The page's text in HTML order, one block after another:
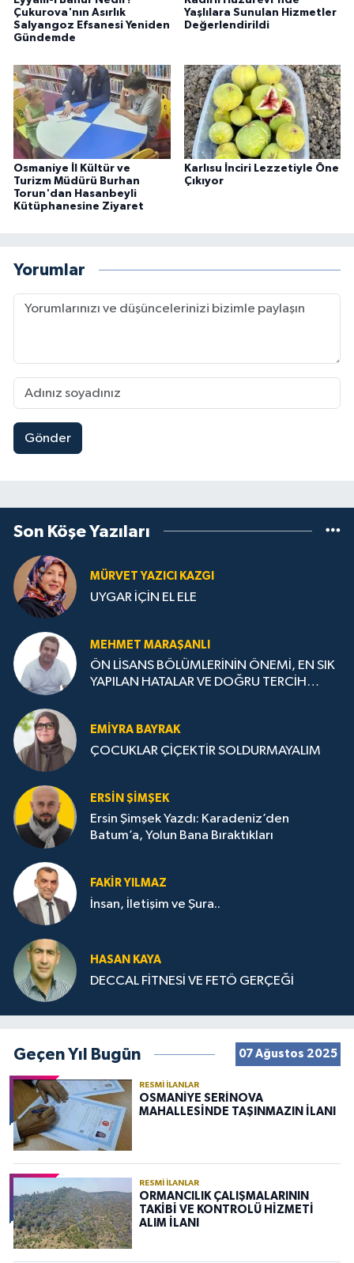
Çukurova'nın Asırlık
Salyangoz Efsanesi Yeniden
Gündemde
Yaşlılara Sunulan Hizmetler
Değerlendirildi
Osmaniye İl Kültür ve
Turizm Müdürü Burhan
Torun'dan Hasanbeyli
Kütüphanesine Ziyaret
Karlısu İnciri Lezzetiyle Öne
Çıkıyor
Yorumlar
Gönder
Son Köşe Yazıları
MÜRVET YAZICI KAZGI
UYGAR İÇİN EL ELE
MEHMET MARAŞANLI
ÖN LİSANS BÖLÜMLERİNİN ÖNEMİ, EN SIK
YAPILAN HATALAR VE DOĞRU TERCİH
EMIYRA BAYRAK
ÇOCUKLAR ÇİÇEKTİR SOLDURMAYALIM
ERSIN ŞIMŞEK
Ersin Şimşek Yazdı: Karadeniz’den
Batum’a, Yolun Bana Bıraktıkları
FAKIR YILMAZ
İnsan, İletişim ve Şura..
HASAN KAYA
DECCAL FİTNESİ VE FETÖ GERÇEĞİ
Geçen Yıl Bugün 07 Ağustos 2025
RESMI İLANLAR
OSMANİYE SERİNOVA
MAHALLESİNDE TAŞINMAZIN İLANI
RESMI İLANLAR
ORMANCILIK ÇALIŞMALARININ
TAKİBİ VE KONTROLÜ HİZMETİ
ALIM İLANI